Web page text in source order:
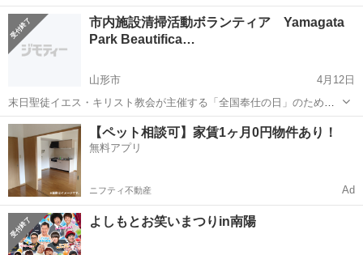
市民文化会館 〒992-0045 山形県米沢市中央1丁目10番2号 TEL：
0238-23-8510 http://yonebunka....
山形 米沢市 米沢駅 地域/お祭り
市内施設清掃活動ボランティア Yamagata
Park Beautifica…
山形市
4月12日
末日聖徒イエス・キリスト教会が主催する「全国奉仕の日」のための
地域ボランティア活動です。どなたでも参加いただけます。是非ご参
加ください。ご参加希望の方はメールにてお問合せいただければと思
います。 市内施設清掃活動ボランティ...
山形 山形市 地域/お祭り
【ペット相談可】家賃1ヶ月0円物件あり！
無料アプリ
ニフティ不動産 Ad
よしもとお笑いまつりin南陽